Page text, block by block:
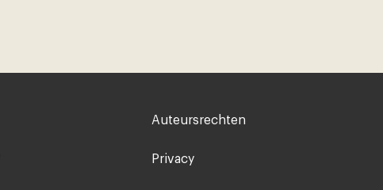
Voet
Auteursrechten
Privacy